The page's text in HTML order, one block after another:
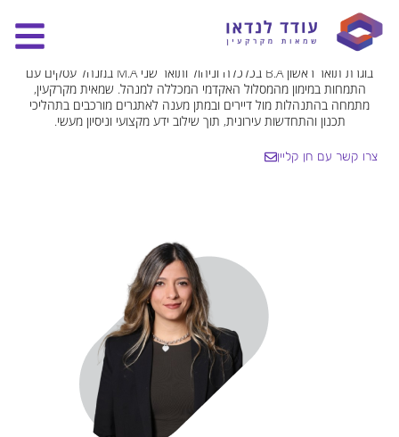
חן קליין
שמאית מקרקעין וראש צוות
בוגרת תואר ראשון B.A בכלכלה וניהול ותואר שני M.A במנהל עסקים עם
התמחות במימון מהמסלול האקדמי המכללה למנהל. שמאית מקרקעין,
מתמחה בהתנהלות מול דיירים ובמתן מענה לאתגרים מורכבים בתהליכי
תכנון והתחדשות עירונית, תוך שילוב ידע מקצועי וניסיון מעשי.
צרו קשר עם חן קליין